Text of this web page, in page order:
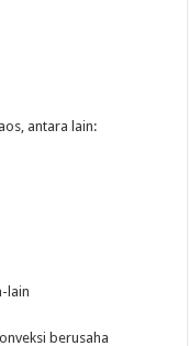
antara lain:
lain
berusaha